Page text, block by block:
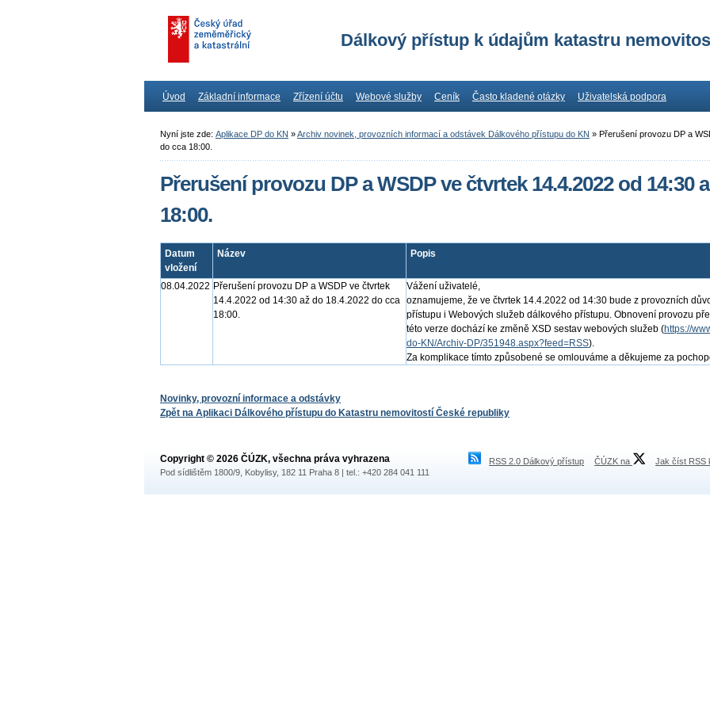
Dálkový přístup k údajům katastru
Úvod Základní informace Zřízení účtu Webové služby Ceník Často kladené otázky Uživatelská podpora
Nyní jste zde: Aplikace DP do KN »Archiv novinek, provozních informací a odstávek Dálkového přístupu do KN » Přerušení provozu DP a
do cca 18:00.
Přerušení provozu DP a WSDP ve čtvrtek 14.4.2022 od 14:30
18:00.
Datum
vložení
Název Popis
08.04.2022 Přerušení provozu DP a WSDP ve čtvrtek
14.4.2022 od 14:30 až do 18.4.2022 do cca
18:00.
Vážení uživatelé,
oznamujeme, že ve čtvrtek 14.4.2022 od 14:30 bude z provozních
přístupu i Webových služeb dálkového přístupu. Obnovení provozu
této verze dochází ke změně XSD sestav webových služeb (https://
do-KN/Archiv-DP/351948.aspx?feed=RSS).
Za komplikace tímto způsobené se omlouváme a děkujeme za
Novinky, provozní informace a odstávky
Zpět na Aplikaci Dálkového přístupu do Katastru nemovitostí České republiky
RSS 2.0 Dálkový přístup ČÚZK na Jak číst RSS
Copyright © 2026 ČÚZK, všechna práva vyhrazena
Pod sídlištěm 1800/9, Kobylisy, 182 11 Praha 8 | tel.: +420 284 041 111